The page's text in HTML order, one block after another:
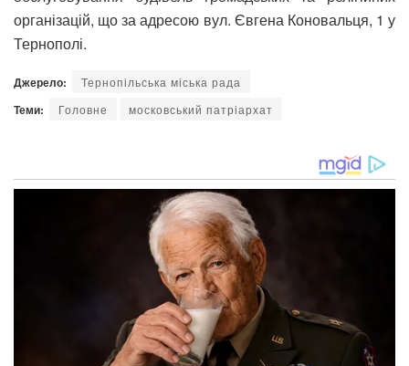
організацій, що за адресою вул. Євгена Коновальця, 1 у
Тернополі.
Джерело: Тернопільська міська рада
Теми: Головне московський патріархат